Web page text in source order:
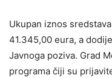
Ukupan iznos
41.345,00 eura, a
Javnoga poziva. Grad
programa čiji su